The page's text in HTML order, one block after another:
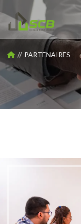
PARTENAIRES